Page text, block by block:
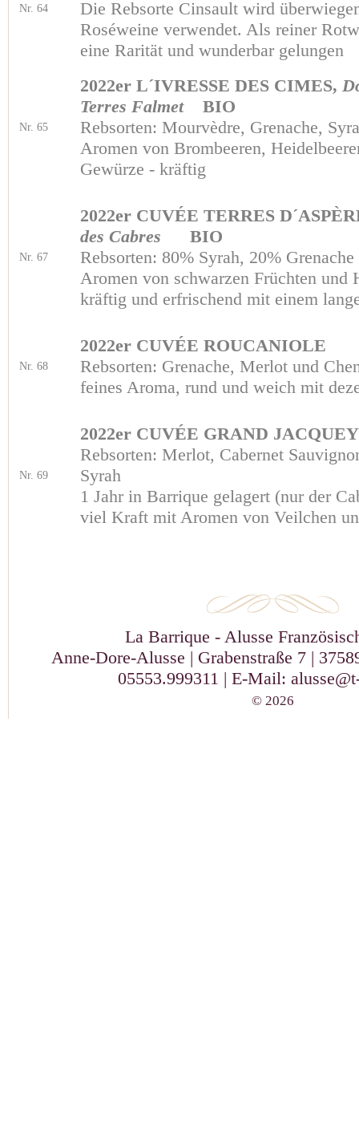
Nr. 64
Die Rebsorte Cinsault wird
Roséweine verwendet. Als reiner
eine Rarität und wunderbar gelungen
Nr. 65
2022er L´IVRESSE DES CIMES,
Terres FalmetBIO
Rebsorten: Mourvèdre, Grenache,
Aromen von Brombeeren,
Gewürze - kräftig
Nr. 67
2022er CUVÉE TERRES
des Cabres BIO
Rebsorten: 80% Syrah, 20% Grenache
Aromen von schwarzen Früchten und
kräftig und erfrischend mit einem
Nr. 68
2022er CUVÉE ROUCANIOLE
Rebsorten: Grenache, Merlot und
feines Aroma, rund und weich mit
Nr. 69
2022er CUVÉE GRAND JACQUEY
Rebsorten: Merlot, Cabernet
Syrah
1 Jahr in Barrique gelagert (nur der
viel Kraft mit Aromen von Veilchen
La Barrique - Alusse
Anne-Dore-Alusse | Grabenstraße 7 |
05553.999311 | E-Mail:
© 2026